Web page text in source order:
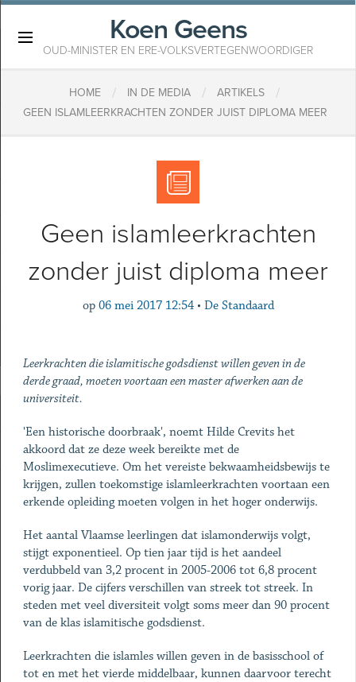
Koen Geens
OUD-MINISTER EN ERE-VOLKSVERTEGENWOORDIGER
HOME / IN DE MEDIA / ARTIKELS /
GEEN ISLAMLEERKRACHTEN ZONDER JUIST DIPLOMA MEER
Geen islamleerkrachten
zonder juist diploma meer
op 06 mei 2017 12:54 • De Standaard
Leerkrachten die islamitische godsdienst willen geven in de
derde graad, moeten voortaan een master afwerken aan de
universiteit.
'Een historische doorbraak', noemt Hilde Crevits het
akkoord dat ze deze week bereikte met de
Moslimexecutieve. Om het vereiste bekwaamheidsbewijs te
krijgen, zullen toekomstige islamleerkrachten voortaan een
erkende opleiding moeten volgen in het hoger onderwijs.
Het aantal Vlaamse leerlingen dat islamonderwijs volgt,
stijgt exponentieel. Op tien jaar tijd is het aandeel
verdubbeld van 3,2 procent in 2005-2006 tot 6,8 procent
vorig jaar. De cijfers verschillen van streek tot streek. In
steden met veel diversiteit volgt soms meer dan 90 procent
van de klas islamitische godsdienst.
Leerkrachten die islamles willen geven in de basisschool of
tot en met het vierde middelbaar, kunnen daarvoor terecht